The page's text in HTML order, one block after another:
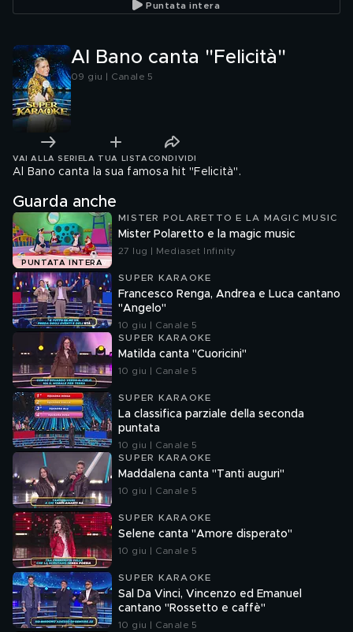
Puntata intera
Al Bano canta "Felicità"
09 giu | Canale 5
VAI ALLA SERIE LA TUA LISTA CONDIVIDI
Al Bano canta la sua famosa hit "Felicità".
Guarda anche
PUNTATA INTERA
MISTER POLARETTO E LA MAGIC MUSIC
Mister Polaretto e la magic music
27 lug | Mediaset Infinity
SUPER KARAOKE
Francesco Renga, Andrea e Luca cantano
"Angelo"
10 giu | Canale 5
SUPER KARAOKE
Matilda canta "Cuoricini"
10 giu | Canale 5
SUPER KARAOKE
La classifica parziale della seconda
puntata
10 giu | Canale 5
SUPER KARAOKE
Maddalena canta "Tanti auguri"
10 giu | Canale 5
SUPER KARAOKE
Selene canta "Amore disperato"
10 giu | Canale 5
SUPER KARAOKE
Sal Da Vinci, Vincenzo ed Emanuel
cantano "Rossetto e caffè"
10 giu | Canale 5